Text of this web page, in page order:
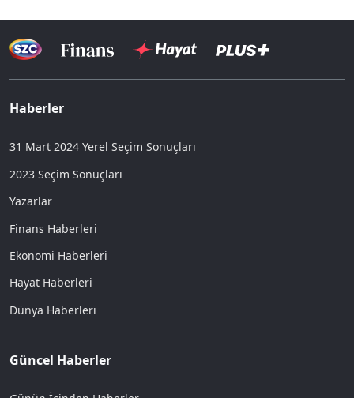
Haberler
31 Mart 2024 Yerel Seçim Sonuçları
2023 Seçim Sonuçları
Yazarlar
Finans Haberleri
Ekonomi Haberleri
Hayat Haberleri
Dünya Haberleri
Güncel Haberler